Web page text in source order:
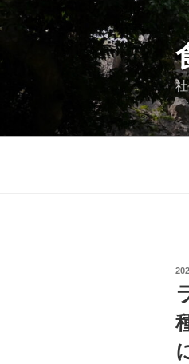
ン
ン
投
日: